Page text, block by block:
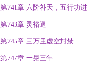
第741章 六阶补天，五行功进
第743章 灵裕退
第745章 三万里虚空封禁
第747章 一晃三年